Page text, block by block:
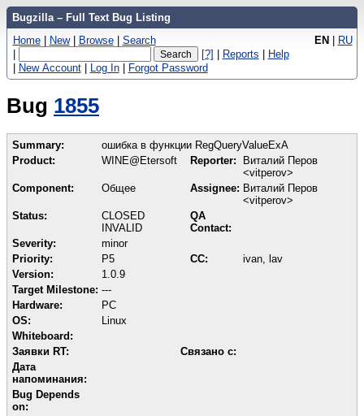
Bugzilla – Full Text Bug Listing
EN | RU
Home | New | Browse | Search
|
[?] | Reports | Help
| New Account | Log In | Forgot Password
Bug 1855
Summary:
ошибка в функции RegQueryValueExA
Product:
WINE@Etersoft Reporter:
Виталий Перов
<vitperov>
Component:
Общее Assignee: Виталий Перов
<vitperov>
Status:
CLOSED
INVALID
QA
Contact:
Severity:
minor
Priority:
P5 CC:
ivan, lav
Version:
1.0.9
Target Milestone: ---
Hardware:
PC
OS:
Linux
Whiteboard:
Заявки RT:
Связано с:
Дата
напоминания:
Bug Depends
on: